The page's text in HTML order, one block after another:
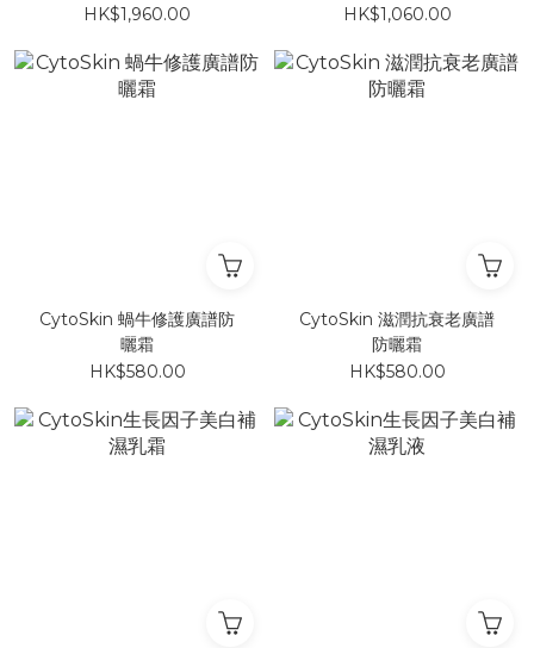
HK$1,960.00
HK$1,060.00
CytoSkin 蝸牛修護廣譜防
曬霜
HK$580.00
CytoSkin 滋潤抗衰老廣譜
防曬霜
HK$580.00